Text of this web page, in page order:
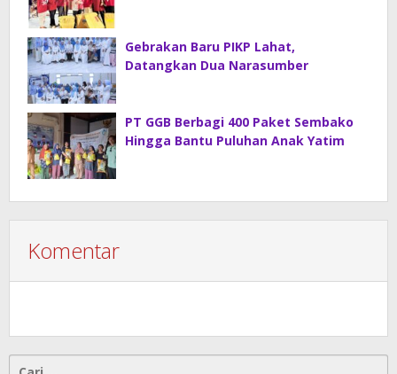
Gebrakan Baru PIKP Lahat,
Datangkan Dua Narasumber
PT GGB Berbagi 400 Paket Sembako
Hingga Bantu Puluhan Anak Yatim
Komentar
Cari